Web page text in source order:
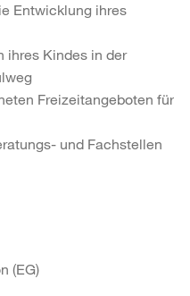
Entwicklung ihres
ihres Kindes in der
Freizeitangeboten für
und Fachstellen
(EG)